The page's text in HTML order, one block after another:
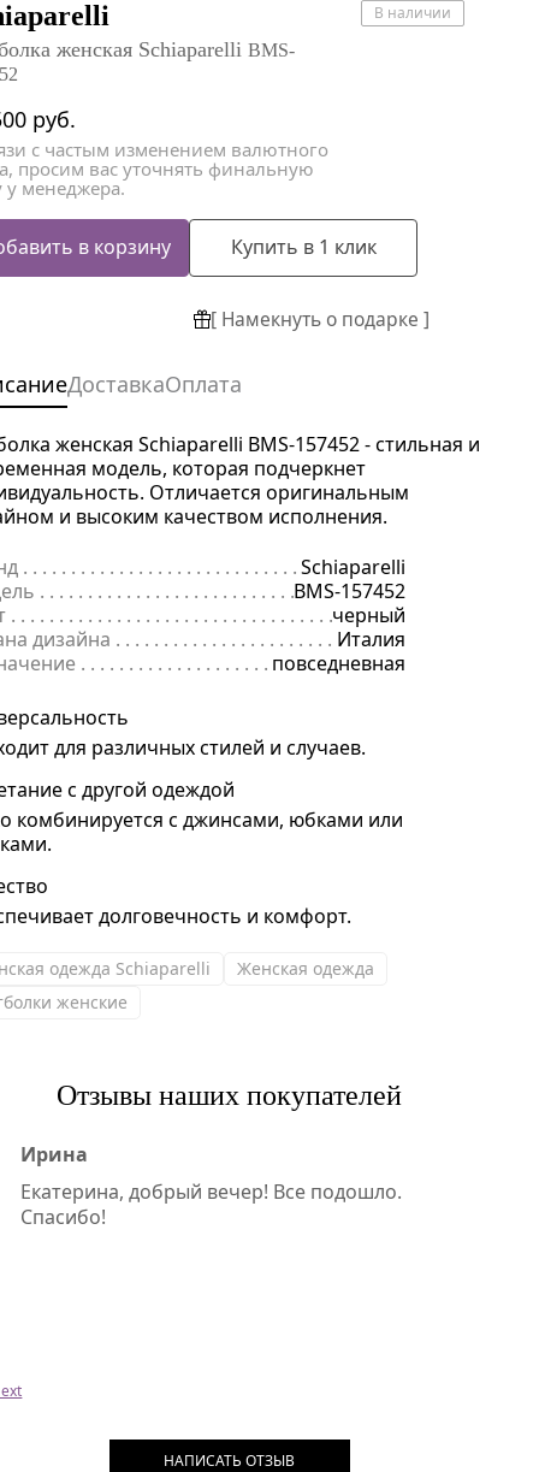
женская SchiaparelliBMS-
В наличии
руб.
с частым изменением валютного
просим вас уточнять финальную
у менеджера.
в корзину Купить в 1 клик
[ Намекнуть о подарке ]
ДоставкаОплата
женская Schiaparelli BMS-157452 - стильная и
модель, которая подчеркнет
Отличается оригинальным
и высоким качеством исполнения.
. . . . . . . . . . . . . . . . . . . . . . . . . . . . . . . . . . . . . . . . . . . . . . . . . . . .
Schiaparelli
. . . . . . . . . . . . . . . . . . . . . . . . . . . . . . . . . . . . . . . . . . . . . . . . . . .
BMS-157452
. . . . . . . . . . . . . . . . . . . . . . . . . . . . . . . . . . . . . . . . . . . . . . . . . . . . . .
черный
дизайна . . . . . . . . . . . . . . . . . . . . . . . . . . . . . . . . . . . . . . . . . . .
Италия
. . . . . . . . . . . . . . . . . . . . . . . . . . . . . . . . . . . . . . . . . . . . . .
повседневная
для различных стилей и случаев.
с другой одеждой
комбинируется с джинсами, юбками или
долговечность и комфорт.
одежда Schiaparelli
Женская одежда
женские
Отзывы наших покупателей
Ирина
Екатерина, добрый вечер! Все подошло.
Спасибо!
НАПИСАТЬ ОТЗЫВ